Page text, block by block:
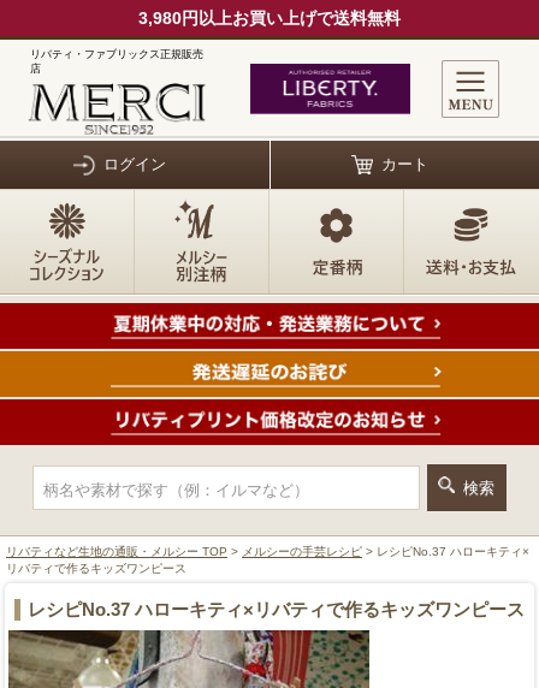
3,980円以上お買い上げで送料無料
リバティ・ファブリックス正規販売
店
ログイン カート
リバティなど生地の通販・メルシー TOP > メルシーの手芸レシピ > レシピNo.37 ハローキティ×
リバティで作るキッズワンピース
レシピNo.37 ハローキティ×リバティで作るキッズワンピース